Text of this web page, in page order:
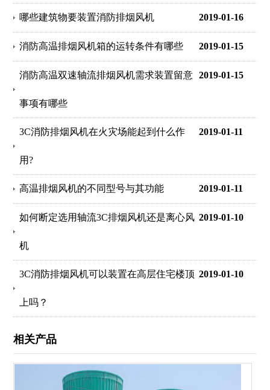
2019-01-16
哪些建筑物要装置消防排烟风机
2019-01-15
消防高温排烟风机箱的运转条件有哪些
2019-01-15
消防高温双速轴流排烟风机需求装置留意
事项有哪些
2019-01-11
3C消防排烟风机在火灾场能起到什么作
用?
2019-01-11
高温排烟风机的不同型号与其功能
2019-01-10
如何断定选用轴流3C排烟风机还是离心风
机
2019-01-10
3C消防排烟风机可以装置在高层住宅楼顶
上吗？
相关产品